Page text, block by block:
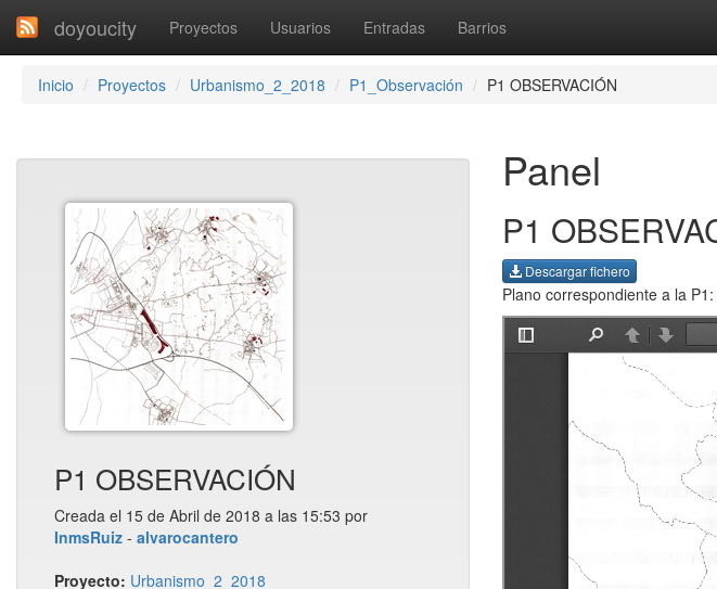
doyoucity Proyectos Usuarios Entradas Barrios
Inicio Proyectos Urbanismo_2_2018 P1_Observación P1 OBSERVACIÓN
P1 OBSERVACIÓN
Creada el 15 de Abril de 2018 a las 15:53 por
InmsRuiz - alvarocantero
Proyecto: Urbanismo_2_2018
Panel
P1
Descargar fichero
Plano correspondiente a la